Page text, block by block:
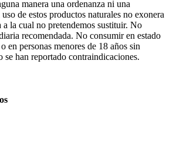
manera una ordenanza ni una
de estos productos naturales no exonera
a la cual no pretendemos sustituir. No
recomendada. No consumir en estado
en personas menores de 18 años sin
han reportado contraindicaciones.